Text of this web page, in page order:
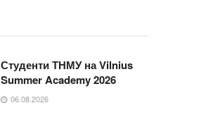
Студенти ТНМУ на Vilnius
Summer Academy 2026
06.08.2026